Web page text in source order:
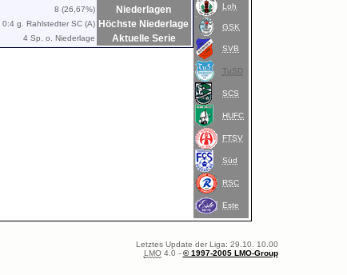
8 (26,67%) Niederlagen
0:4 g. Rahlstedter SC (A) Höchste Niederlage
4 Sp. o. Niederlage Aktuelle Serie
Loh
GSK
SVB
TuSD
SCS
HUFC
FTSV
Süd
RSC
Este
Letztes Update der Liga: 29.10. 10.00
LMO4.0 - © 1997-2005 LMO-Group